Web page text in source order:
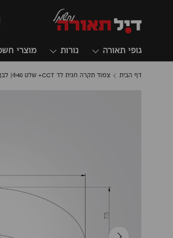
גופי תאורה נורות מוצרי
דף הבית צמוד תקרה חגית לד CCT+ שלט Φ40| לבן
הבא